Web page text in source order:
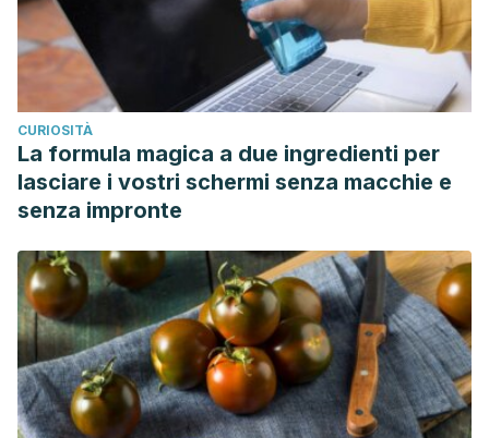
CURIOSITÀ
La formula magica a due ingredienti per
lasciare i vostri schermi senza macchie e
senza impronte